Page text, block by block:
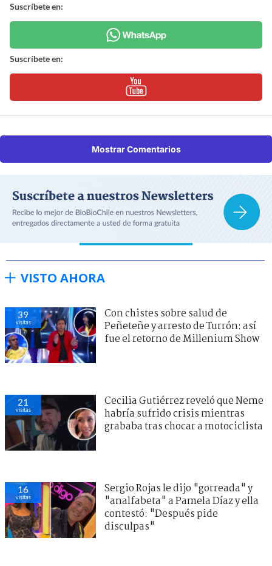
Suscríbete en:
Suscríbete en:
Mostrar Comentarios
VISTO AHORA
39
visitas
Con chistes sobre salud de
Peñeteñe y arresto de Turrón: así
fue el retorno de Millenium Show
21
visitas
Cecilia Gutiérrez reveló que Neme
habría sufrido crisis mientras
grababa tras chocar a motociclista
16
visitas
Sergio Rojas le dijo "gorreada" y
"analfabeta" a Pamela Díaz y ella
contestó: "Después pide
disculpas"